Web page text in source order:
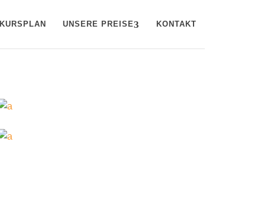
KURSPLAN UNSERE PREISE KONTAKT